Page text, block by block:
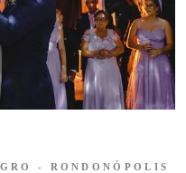
- RONDONÓPOLIS